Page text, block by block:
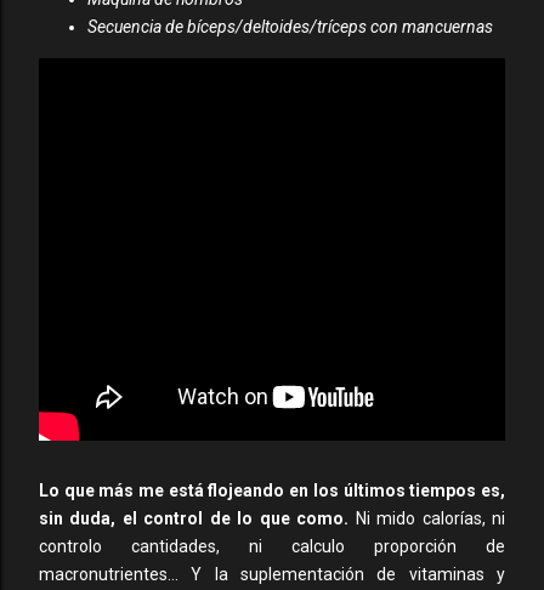
Secuencia de bíceps/deltoides/tríceps con mancuernas
Lo que más me está flojeando en los últimos tiempos es,
sin duda, el control de lo que como. Ni mido calorías, ni
controlo cantidades, ni calculo proporción de
macronutrientes... Y la suplementación de vitaminas y